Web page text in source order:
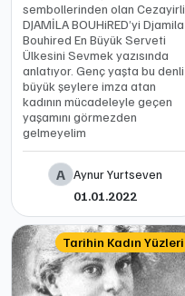
sembollerinden olan Cezayirli
DJAMİLA BOUHiRED’yi Djamila
Bouhired En Büyük Serveti
Ülkesini Sevmek yazısında
anlatıyor. Genç yaşta bu denli
büyük şeylere imza atan
kadının mücadeleyle geçen
yaşamını görmezden
gelmeyelim
A Aynur Yurtseven
01.01.2022
Tarihin Kadın Yüzleri